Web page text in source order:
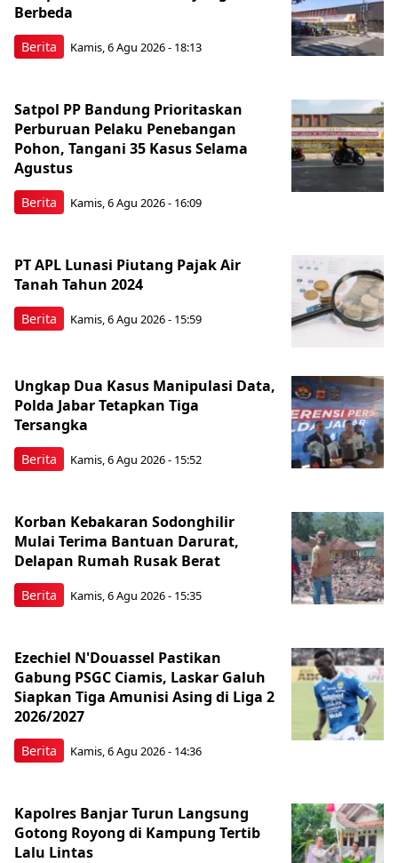
Berita
Berbeda
Kamis, 6 Agu 2026 - 18:13
Berita
Satpol PP Bandung Prioritaskan
Perburuan Pelaku Penebangan
Pohon, Tangani 35 Kasus Selama
Agustus
Kamis, 6 Agu 2026 - 16:09
Berita
PT APL Lunasi Piutang Pajak Air
Tanah Tahun 2024
Kamis, 6 Agu 2026 - 15:59
Berita
Ungkap Dua Kasus Manipulasi Data,
Polda Jabar Tetapkan Tiga
Tersangka
Kamis, 6 Agu 2026 - 15:52
Berita
Korban Kebakaran Sodonghilir
Mulai Terima Bantuan Darurat,
Delapan Rumah Rusak Berat
Kamis, 6 Agu 2026 - 15:35
Berita
Ezechiel N'Douassel Pastikan
Gabung PSGC Ciamis, Laskar Galuh
Siapkan Tiga Amunisi Asing di Liga 2
2026/2027
Kamis, 6 Agu 2026 - 14:36
Kapolres Banjar Turun Langsung
Gotong Royong di Kampung Tertib
Lalu Lintas